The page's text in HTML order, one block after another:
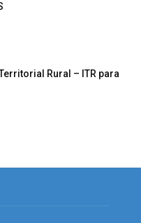
Rural – ITR para